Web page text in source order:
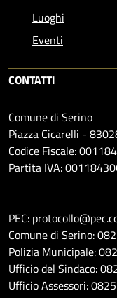
Luoghi
Eventi
CONTATTI
Comune di Serino
Piazza Cicarelli -
Codice Fiscale:
Partita IVA:
PEC:
Comune di Serino:
Polizia Municipale:
Ufficio del Sindaco:
Ufficio Assessori: